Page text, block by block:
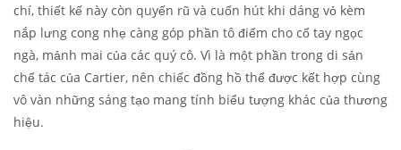
chí, thiết kế này còn quyến rũ và cuốn hút khi dáng vỏ kèm
nắp lưng cong nhẹ càng góp phần tô điểm cho cổ tay ngọc
ngà, mảnh mai của các quý cô. Vì là một phần trong di sản
chế tác của Cartier, nên chiếc đồng hồ thể được kết hợp cùng
vô vàn những sáng tạo mang tính biểu tượng khác của thương
hiệu.